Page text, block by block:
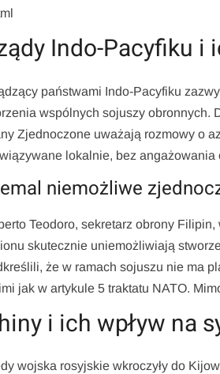
Indo-Pacyfiku i
państwami Indo-Pacyfiku
wspólnych sojuszy obronnych.
Zjednoczone uważają rozmowy o
lokalnie, bez angażowania
niemożliwe
Teodoro, sekretarz obrony
skutecznie uniemożliwiają
że w ramach sojuszu nie ma
jak w artykule 5 traktatu NATO.
i ich wpływ na
wojska rosyjskie wkroczyły do